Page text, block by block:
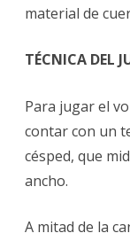
material de
TÉCNICA DEL
Para jugar el
contar con un
césped, que
ancho.
A mitad de la